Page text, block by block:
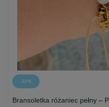
-11%
Bransoletka różaniec pełny –